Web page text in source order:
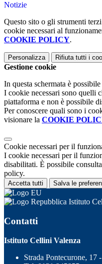
Notizie
Questo sito o gli strumenti
cookie necessari al
COOKIE POLICY.
Personalizza Rifiuta tutti i
Gestione cookie
In questa schermata è
I cookie necessari sono quelli
piattaforma e non è possibile
Per conoscere quali sono i
visionare la COOKIE
Cookie necessari per il
I cookie necessari per il
disabilitati. È possibile
policy.
Accetta tutti Salva le
Istituto
Contatti
Istituto Cellini Valenza
Strada Pontecurone,